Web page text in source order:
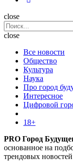
Поиск
close
Search
for:
close
Все новости
Общество
Культура
Наука
Про город
Интересное
Цифровой
18+
PRO Город
основанное на
трендовых